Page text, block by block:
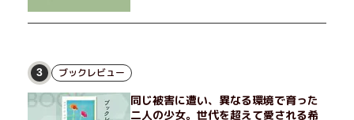
3 ブックレビュー
同じ被害に遭い、異なる環境で育った
二人の少女。世代を超えて愛される希